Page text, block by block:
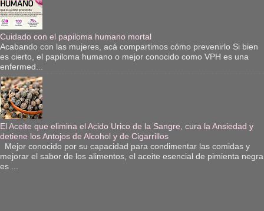
Cuidado con el papiloma humano mortal
Acabando con las mujeres, acá compartimos cómo prevenirlo Si bien
es cierto, el papiloma humano o mejor conocido como VPH es una
enfermed...
El Aceite que elimina el Acido Urico de la Sangre, cura la Ansiedad y
detiene los Antojos de Alcohol y de Cigarrillos
Mejor conocido por su capacidad para condimentar las comidas y
mejorar el sabor de los alimentos, el aceite esencial de pimienta negra
es ...